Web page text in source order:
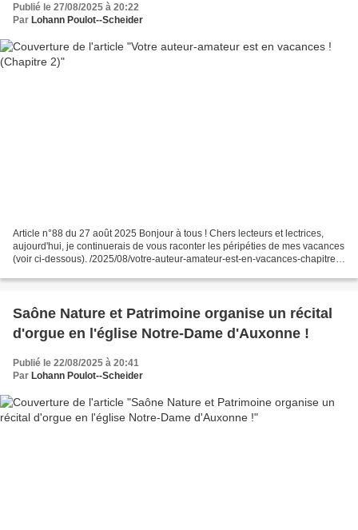
Publié le 27/08/2025 à 20:22
Par Lohann Poulot--Scheider
Article n°88 du 27 août 2025 Bonjour à tous ! Chers lecteurs et lectrices,
aujourd'hui, je continuerais de vous raconter les péripéties de mes vacances
(voir ci-dessous). /2025/08/votre-auteur-amateur-est-en-vacances-chapitre-1
Saône Nature et Patrimoine organise un récital
d'orgue en l'église Notre-Dame d'Auxonne !
Publié le 22/08/2025 à 20:41
Par Lohann Poulot--Scheider